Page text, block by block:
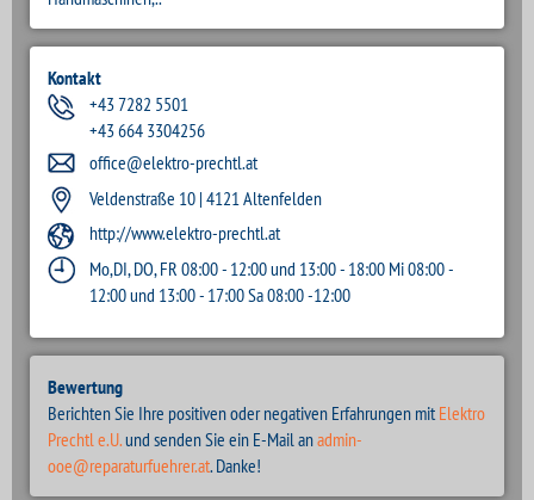
Kontakt
+43 7282 5501
+43 664 3304256
office@elektro-prechtl.at
Veldenstraße 10 | 4121 Altenfelden
http://www.elektro-prechtl.at
Mo,DI, DO, FR 08:00 - 12:00 und 13:00 - 18:00 Mi 08:00 -
12:00 und 13:00 - 17:00 Sa 08:00 -12:00
Bewertung
Berichten Sie Ihre positiven oder negativen Erfahrungen mit Elektro
Prechtl e.U.und senden Sie ein E-Mail anadmin-
ooe@reparaturfuehrer.at. Danke!